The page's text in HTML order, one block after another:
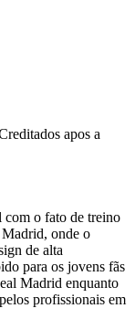
apos a
com o fato de treino
onde o
de alta
para os jovens fãs
Madrid enquanto
profissionais em